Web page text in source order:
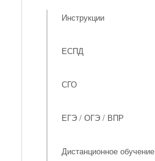
Инструкции
ЕСПД
СГО
ЕГЭ / ОГЭ / ВПР
Дистанционное обучение